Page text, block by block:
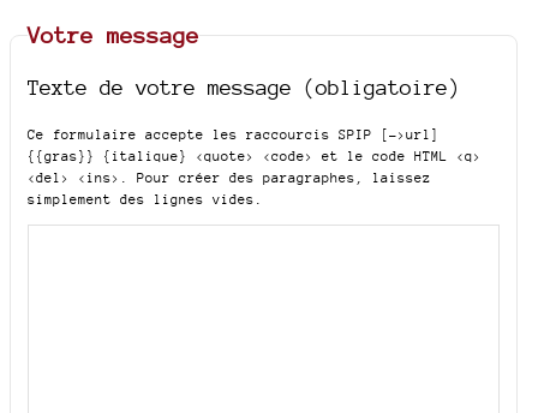
Votre message
Texte de votre message (obligatoire)
Ce formulaire accepte les raccourcis SPIP
[->url]
{{gras}} {italique} <quote> <code>
et le code HTML <q>
<del> <ins>
. Pour créer des paragraphes, laissez
simplement des lignes vides.